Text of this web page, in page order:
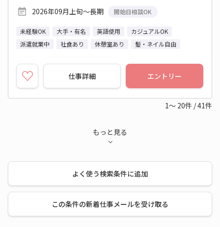
2026年09月上旬～長期
開始日相談OK
未経験OK 大手・有名 英語使用
カジュアルOK
派遣就業中
社食あり 休憩室あり 髪・ネイル自由
仕事詳細 エントリー
1～ 20件 /41件
もっと見る
よく使う検索条件に追加
この条件の新着仕事メールを受け取る